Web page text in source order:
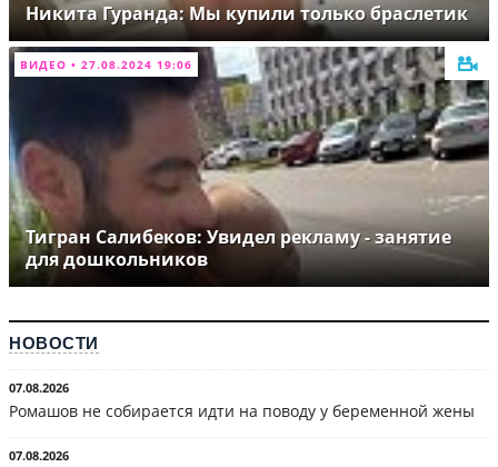
Никита Гуранда: Мы купили только браслетик
ВИДЕО • 27.08.2024 19:06
Тигран Салибеков: Увидел рекламу - занятие
для дошкольников
НОВОСТИ
07.08.2026
Ромашов не собирается идти на поводу у беременной жены
07.08.2026